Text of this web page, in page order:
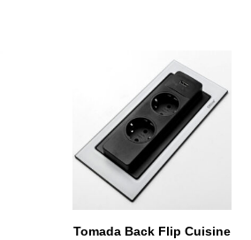
Tomada Back Flip Cuisine